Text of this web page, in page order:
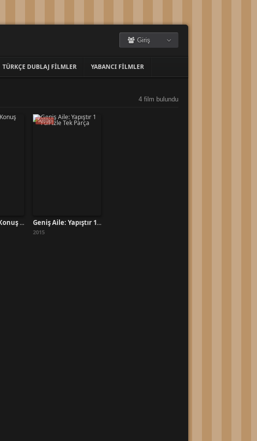
Giriş
TÜRKÇE DUBLAJ FILMLER YABANCI FILMLER
4 film bulundu
Kocan Kadar Konuş İzle
1080p
Geniş Aile: Yapıştır 1 Full İzle Tek Parça
2015